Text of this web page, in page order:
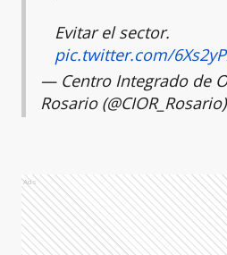
Evitar el sector.
pic.twitter.com/
— Centro Integrado de
Rosario (@CIOR_Rosario)
Ads